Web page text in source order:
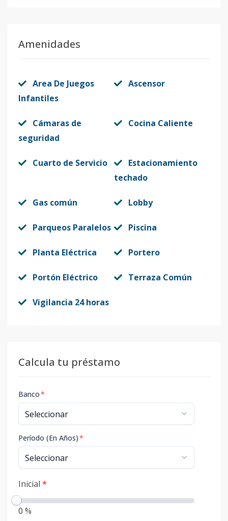
Amenidades
Area De Juegos
Infantiles
Ascensor
Cámaras de
seguridad
Cocina Caliente
Cuarto de Servicio
Estacionamiento
techado
Gas común Lobby
Parqueos Paralelos Piscina
Planta Eléctrica Portero
Portón Eléctrico Terraza Común
Vigilancia 24 horas
Calcula tu préstamo
Banco*
Período (En Años)*
Inicial *
0 %